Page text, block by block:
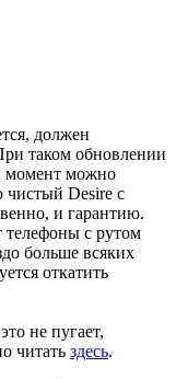
должен
таком обновлении
момент можно
чистый Desire с
и гарантию.
с рутом
больше всяких
откатить
не пугает,
читать здесь.